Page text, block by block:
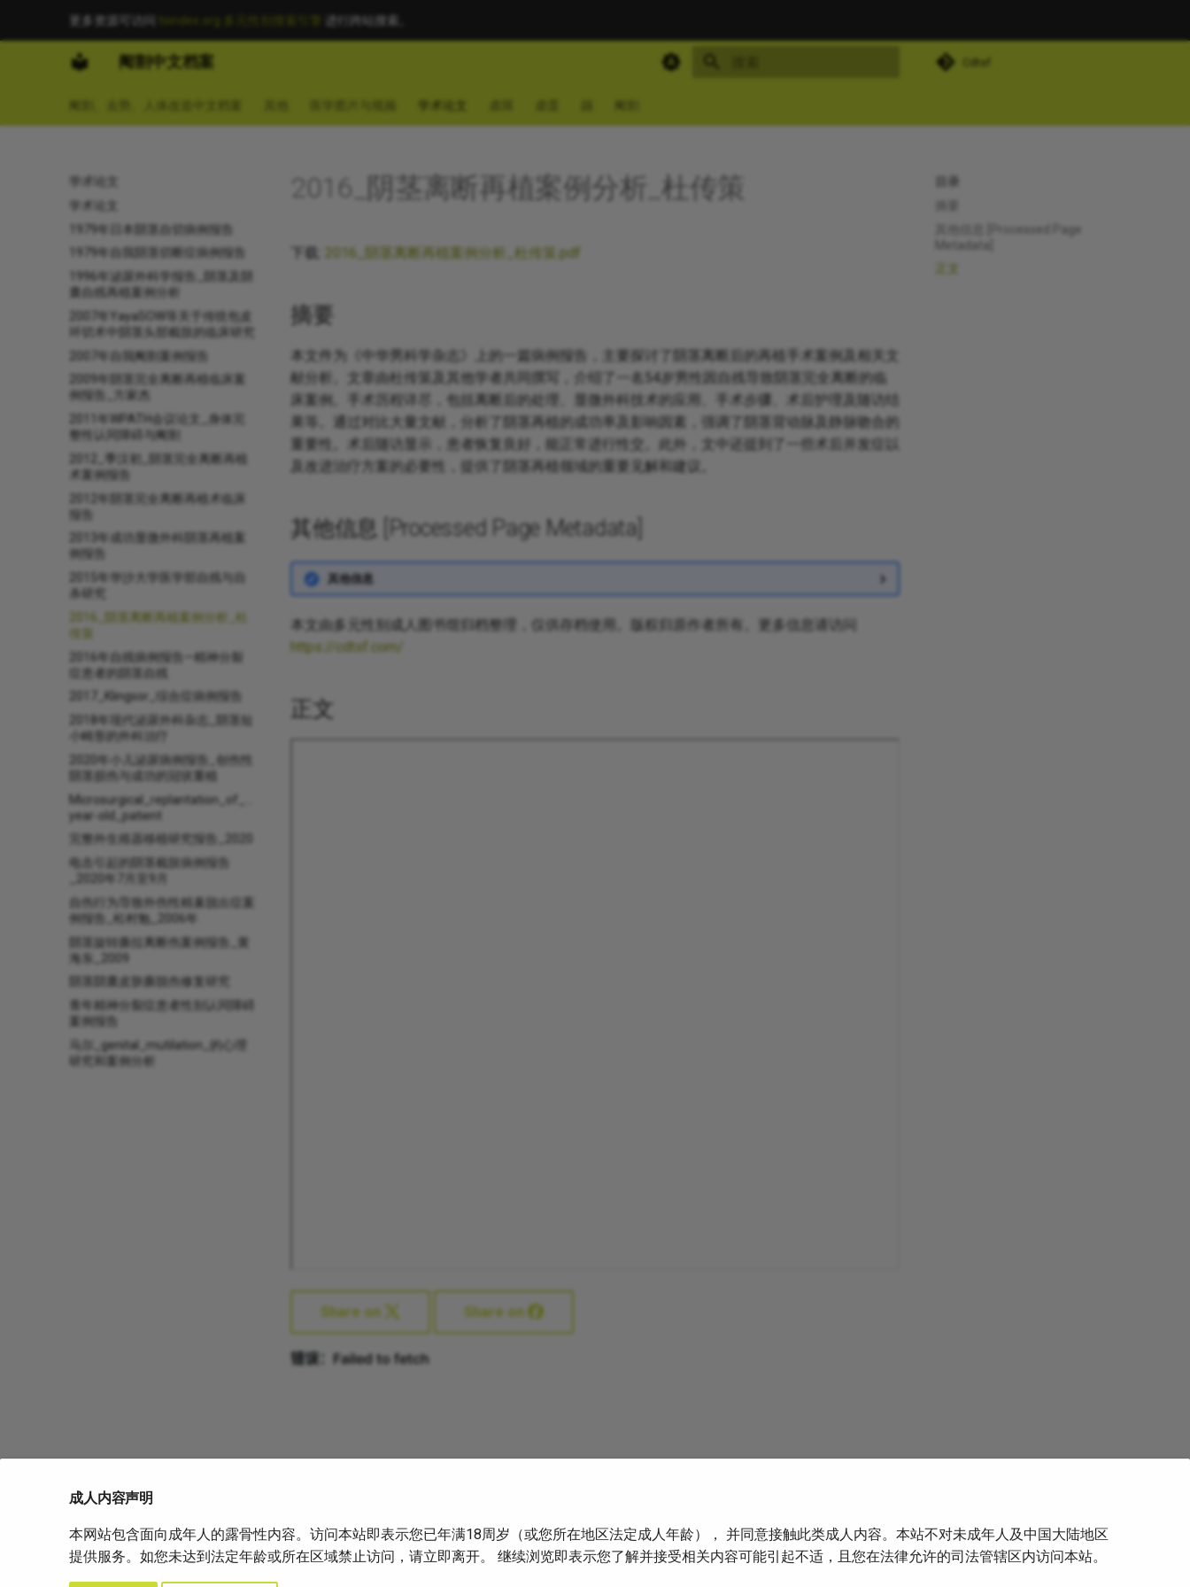
进行跨站搜索。
阉割中文档案 Cdtsf
学术论文
1979年日本阴茎自切病例报告
1979年自我阴茎切断症病例报告
1996年泌尿外科学报告_阴茎及阴
囊自残再植案例分析
2007年YayaSOW等关于传统包皮
环切术中阴茎头部截肢的临床研究
2007年自我阉割案例报告
2009年阴茎完全离断再植临床案
例报告_方家杰
2011年WPATH会议论文_身体完
整性认同障碍与阉割
2012_季汉初_阴茎完全离断再植
术案例报告
2012年阴茎完全离断再植术临床
报告
2013年成功显微外科阴茎再植案
例报告
2016_阴茎离断再植案例分析_杜
传策
2016年自残病例报告—精神分裂
症患者的阴茎自残
2017_Klingsor_综合症病例报告
2018年现代泌尿外科杂志_阴茎短
小畸形的外科治疗
2020年小儿泌尿病例报告_创伤性
阴茎损伤与成功的冠状重植
Microsurgical_replantation_of_the_amputated_penis_with_concomitant_arterialization_of_the_dorsal_vein_in_a_17-
year-old_patient
完整外生殖器移植研究报告_2020
电击引起的阴茎截肢病例报告
自伤行为导致外伤性精巢脱出症案
例报告_松村勉_2006年
阴茎旋转撕拉离断伤案例报告_黄
海东_2009
阴茎阴囊皮肤撕脱伤修复研究
青年精神分裂症患者性别认同障碍
案例报告
马尔_genital_mutilation_的心理
研究和案例分析
其他信息 [Processed Page
Metadata]
2016_阴茎离断再植案例分析_杜传策
下载: 2016_阴茎离断再植案例分析_杜传策.pdf
摘要
本文件为《中华男科学杂志》上的一篇病例报告，主要探讨了阴茎离断后的再植手术案例及相关文
献分析。文章由杜传策及其他学者共同撰写，介绍了一名54岁男性因自残导致阴茎完全离断的临
床案例。手术历程详尽，包括离断后的处理、显微外科技术的应用、手术步骤、术后护理及随访结
果等。通过对比大量文献，分析了阴茎再植的成功率及影响因素，强调了阴茎背动脉及静脉吻合的
重要性。术后随访显示，患者恢复良好，能正常进行性交。此外，文中还提到了一些术后并发症以
及改进治疗方案的必要性，提供了阴茎再植领域的重要见解和建议。
其他信息 [Processed Page Metadata]
其他信息
本文由多元性别成人图书馆归档整理，仅供存档使用。版权归原作者所有。更多信息请访问
https://cdtsf.com/
正文
Share on Share on
上一页
2015年华沙大学医学部自残与自杀研究
下一页
2016年自残病例报告—精神分裂症患者的阴茎自残
成人内容声明
本网站包含面向成年人的露骨性内容。访问本站即表示您已年满18周岁（或您所在地区法定成人年龄）， 并同意接触此类成人内容。本站不对未成年人及中国大陆地区
提供服务。如您未达到法定年龄或所在区域禁止访问，请立即离开。 继续浏览即表示您了解并接受相关内容可能引起不适，且您在法律允许的司法管辖区内访问本站。